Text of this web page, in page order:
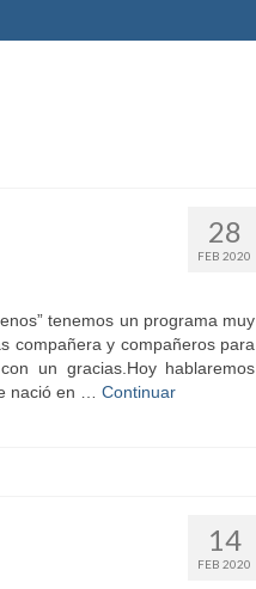
28
FEB 2020
tenemos un programa muy
compañera y compañeros para
un gracias.Hoy hablaremos
nació en … Continuar
14
FEB 2020